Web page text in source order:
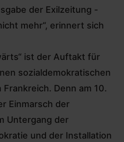
der Exilzeitung -
mehr“, erinnert sich
ist der Auftakt für
sozialdemokratischen
Denn am 10.
Einmarsch der
Untergang der
und der Installation